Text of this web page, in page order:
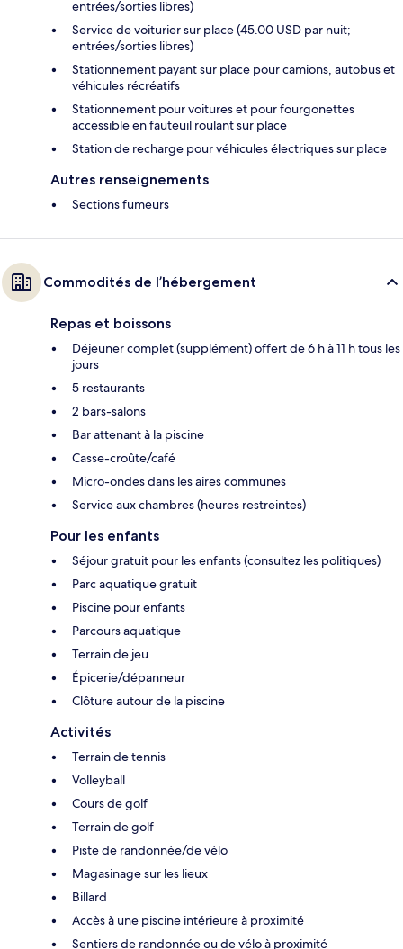
entrées/sorties libres)
Service de voiturier sur place (45.00 USD par nuit;
entrées/sorties libres)
Stationnement payant sur place pour camions, autobus et
véhicules récréatifs
Stationnement pour voitures et pour fourgonettes
accessible en fauteuil roulant sur place
Station de recharge pour véhicules électriques sur place
Autres renseignements
Sections fumeurs
Commodités de l’hébergement
Repas et boissons
Déjeuner complet (supplément) offert de 6 h à 11 h tous les
jours
5 restaurants
2 bars-salons
Bar attenant à la piscine
Casse-croûte/café
Micro-ondes dans les aires communes
Service aux chambres (heures restreintes)
Pour les enfants
Séjour gratuit pour les enfants (consultez les politiques)
Parc aquatique gratuit
Piscine pour enfants
Parcours aquatique
Terrain de jeu
Épicerie/dépanneur
Clôture autour de la piscine
Activités
Terrain de tennis
Volleyball
Cours de golf
Terrain de golf
Piste de randonnée/de vélo
Magasinage sur les lieux
Billard
Accès à une piscine intérieure à proximité
Sentiers de randonnée ou de vélo à proximité